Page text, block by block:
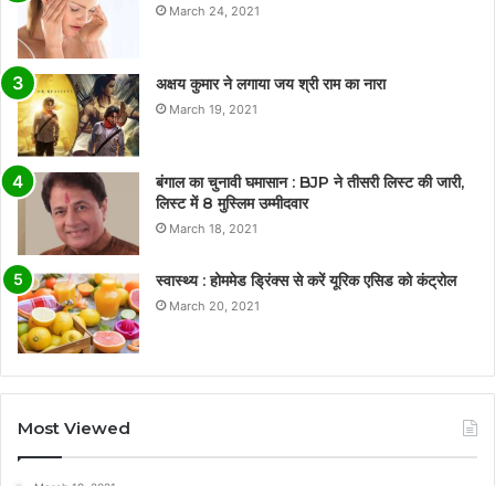
March 24, 2021
अक्षय कुमार ने लगाया जय श्री राम का नारा
March 19, 2021
बंगाल का चुनावी घमासान : BJP ने तीसरी लिस्ट की जारी,
लिस्ट में 8 मुस्लिम उम्मीदवार
March 18, 2021
स्वास्थ्य : होममेड ड्रिंक्स से करें यूरिक एसिड को कंट्रोल
March 20, 2021
Most Viewed